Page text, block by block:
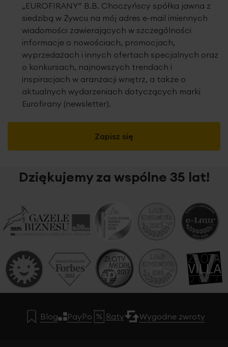
Zapisz się
„EUROFIRANY” B.B. Choczyńscy spółka jawna z
siedzibą w Żywcu na mój adres e-mail imiennych
wiadomości zawierających w szczególności
informacje o nowościach, promocjach,
wyprzedażach i innych ofertach specjalnych oraz
o konkursach, najnowszych trendach i
inspiracjach w aranżacji wnętrz, a także o
aktualnych wydarzeniach dotyczących marki
Eurofirany (newsletter).
Dziękujemy za wspólne 35 lat!
Blog PayPo Raty Wygodne zwroty